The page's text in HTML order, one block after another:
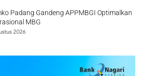
Padang Gandeng APPMBGI Optimalkan
MBG
2026